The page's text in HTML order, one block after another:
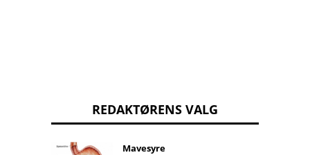
REDAKTØRENS VALG
Mavesyre